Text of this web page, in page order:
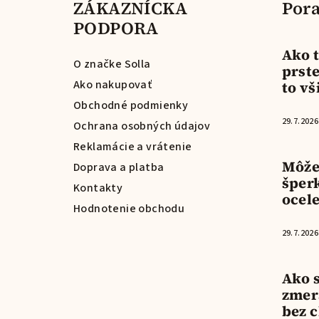
ZÁKAZNÍCKA
PODPORA
O značke Solla
Ako nakupovať
Obchodné podmienky
Ochrana osobných údajov
Reklamácie a vrátenie
Doprava a platba
Kontakty
Hodnotenie obchodu
Ako
to
29.7.2026
29.7.2026
Ako
bez